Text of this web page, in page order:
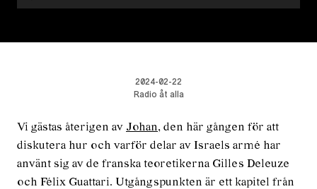
2024-02-22
Radio åt alla
Vi gästas återigen av Johan, den här gången för att
diskutera hur och varför delar av Israels armé har
använt sig av de franska teoretikerna Gilles Deleuze
och Félix Guattari. Utgångspunkten är ett kapitel från